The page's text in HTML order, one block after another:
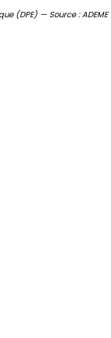
(DPE) — Source : ADEME